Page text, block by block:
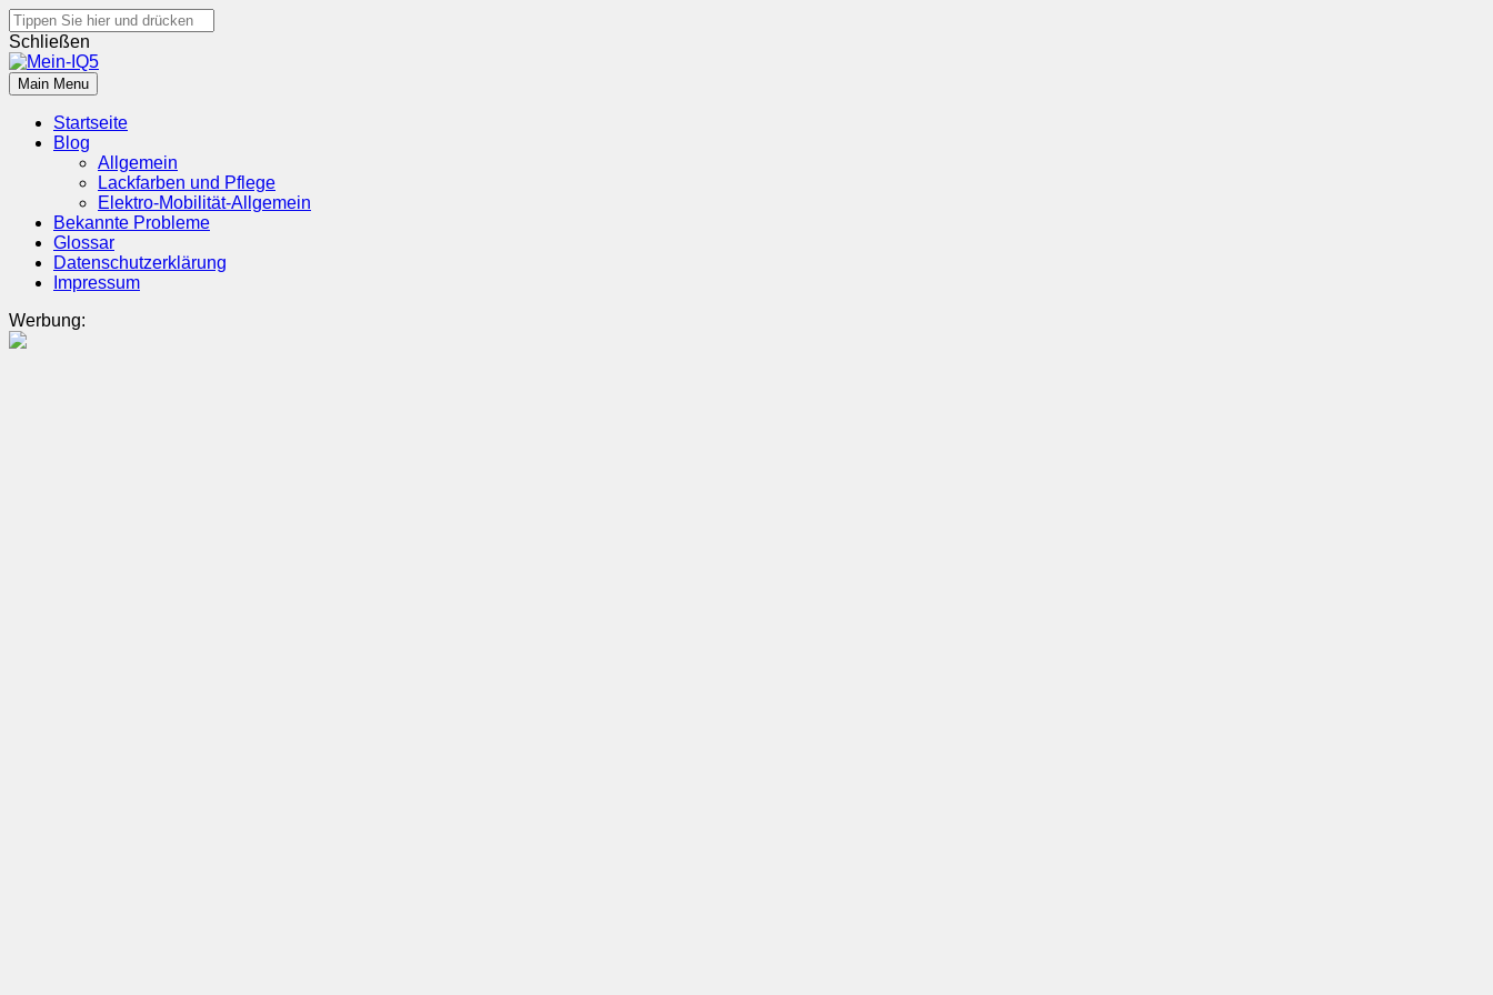
Search
for:
Schließen
Skip
to
content
Mein-IQ5
Alles Wissenswerte über den Hyundai Ioniq 5
Main Menu
Startseite
Blog
Allgemein
Lackfarben und Pflege
Elektro-Mobilität-Allgemein
Bekannte Probleme
Glossar
Datenschutzerklärung
Impressum
Werbung: